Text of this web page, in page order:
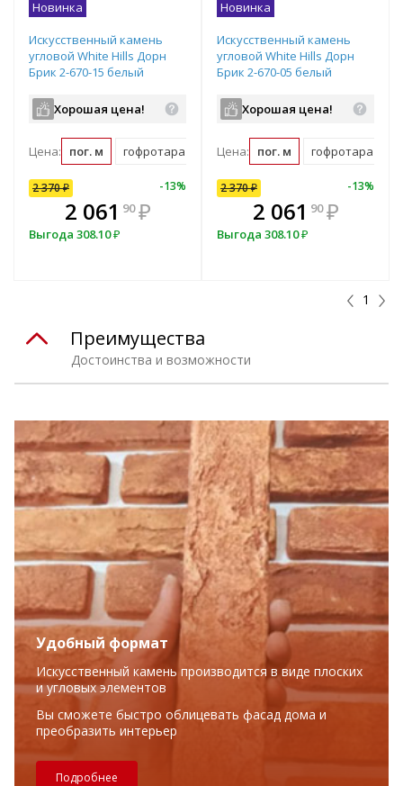
Новинка
Искусственный камень
угловой White Hills Дорн
Брик 2-670-15 белый
Хорошая цена!
Цена: пог. м гофротара (2.158 пог. м)
2 370₽ -13%
2 061 90 ₽
Выгода 308.10₽
В комплекте
всегда выгоднее!
Новинка
Искусственный камень
угловой White Hills Дорн
Брик 2-670-05 белый
Хорошая цена!
Цена: пог. м гофротара
7% 2 370 -
2 13300
Выгода237
2 370₽ -13%
2 061 90 ₽
Выгода 308.10₽
1
Достоинства и возможности
Преимущества
Удобный формат
Искусственный камень производится в виде плоских
и угловых элементов
Вы сможете быстро облицевать фасад дома и
преобразить интерьер
Подробнее